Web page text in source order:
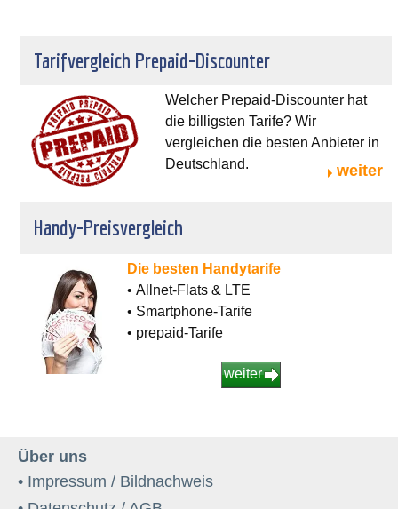
Tarifvergleich Prepaid-Discounter
Welcher Prepaid-Discounter hat
die billigsten Tarife? Wir
vergleichen die besten Anbieter in
Deutschland.
weiter
Handy-Preisvergleich
Die besten Handytarife
• Allnet-Flats & LTE
• Smartphone-Tarife
• prepaid-Tarife
weiter
Über uns
• Impressum / Bildnachweis